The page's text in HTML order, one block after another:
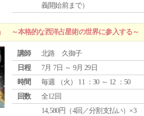
義開始前まで）
～本格的な西洋占星術の世界に参入する～
講師
北路 久御子
日程
7月 7日 ～ 9月 29日
時間
毎週 （火 ） 11 ：30 ～ 12 ：50
回数
全12回
14,580円（4回／分割支払い）×3